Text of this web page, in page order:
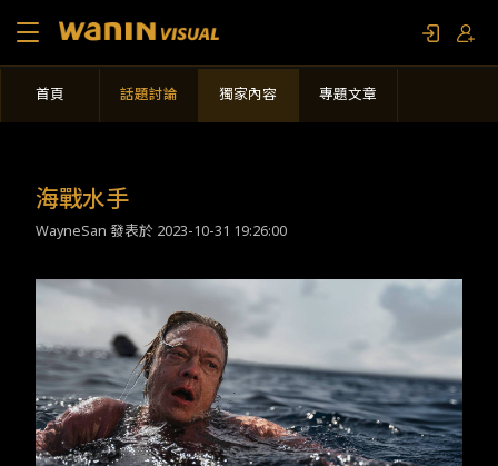
關於我們
影視專題
聯繫我們
限定活動
首頁 話題討論 獨家內容 專題文章
海戰水手
WayneSan 發表於 2023-10-31 19:26:00